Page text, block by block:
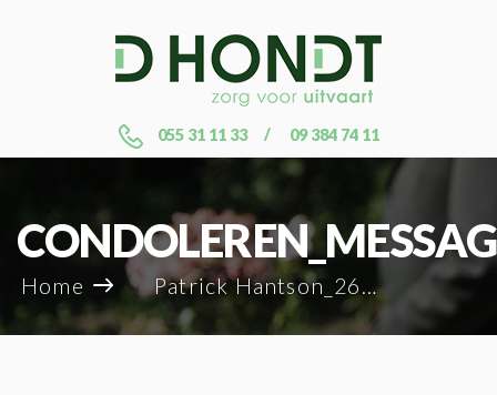
055 31 11 33 09 384 74 11
Home Patrick Hantson_2682